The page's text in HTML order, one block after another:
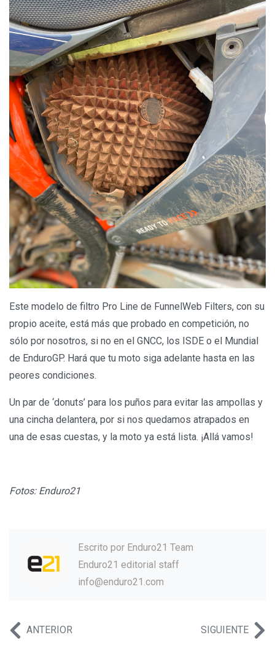
Este modelo de filtro Pro Line de FunnelWeb Filters, con su
propio aceite, está más que probado en competición, no
sólo por nosotros, si no en el GNCC, los ISDE o el Mundial
de EnduroGP. Hará que tu moto siga adelante hasta en las
peores condiciones.
Un par de ‘donuts’ para los puños para evitar las ampollas y
una cincha delantera, por si nos quedamos atrapados en
una de esas cuestas, y la moto ya está lista. ¡Allá vamos!
Fotos: Enduro21
Escrito por Enduro21 Team
Enduro21 editorial staff
info@enduro21.com
ANTERIOR SIGUIENTE